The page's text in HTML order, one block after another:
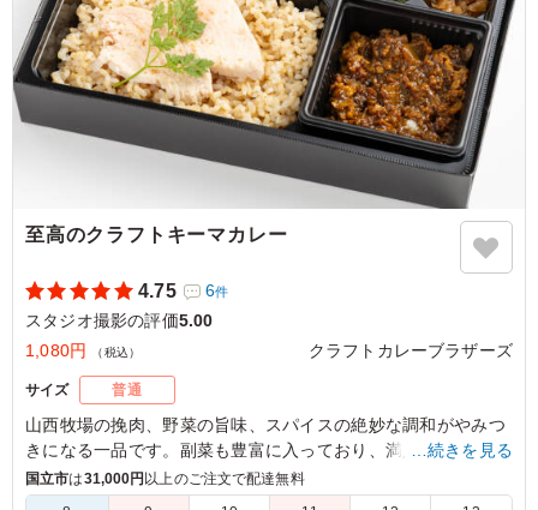
至高のクラフトキーマカレー
4.75 6件
スタジオ撮影の評価5.00
1,080円
（税込） クラフトカレーブラザーズ
サイズ 普通
山西牧場の挽肉、野菜の旨味、スパイスの絶妙な調和がやみつ
きになる一品です。副菜も豊富に入っており、満足感が高いな
がらもさらっとお召し上がりいただける、クラフトカレーブラ
ザーズでも人気の商品です。
…続きを見る
国立市は31,000円 以上のご注文で配達無料